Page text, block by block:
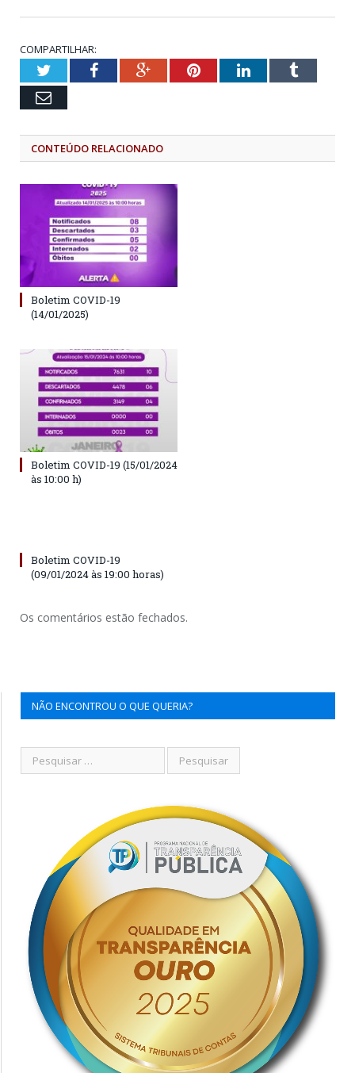
COMPARTILHAR:
TwitterFacebookGoogle+PinterestLinkedInTumblr
Email
CONTEÚDO RELACIONADO
Boletim COVID-19
(14/01/2025)
Boletim COVID-19 (15/01/2024
às 10:00 h)
Boletim COVID-19
(09/01/2024 às 19:00 horas)
Os comentários estão fechados.
NÃO ENCONTROU O QUE QUERIA?